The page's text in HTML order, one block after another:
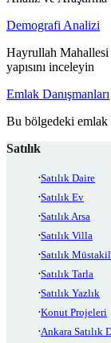
Demografi Analizi
Hayrullah
yapısını inceleyin
Emlak Danışmanları
Bu bölgedeki emlak
Satılık
Satılık Daire
Satılık Ev
Satılık Arsa
Satılık Villa
Satılık
Satılık Tarla
Satılık Yazlık
Konut Projeleri
Ankara Satılık